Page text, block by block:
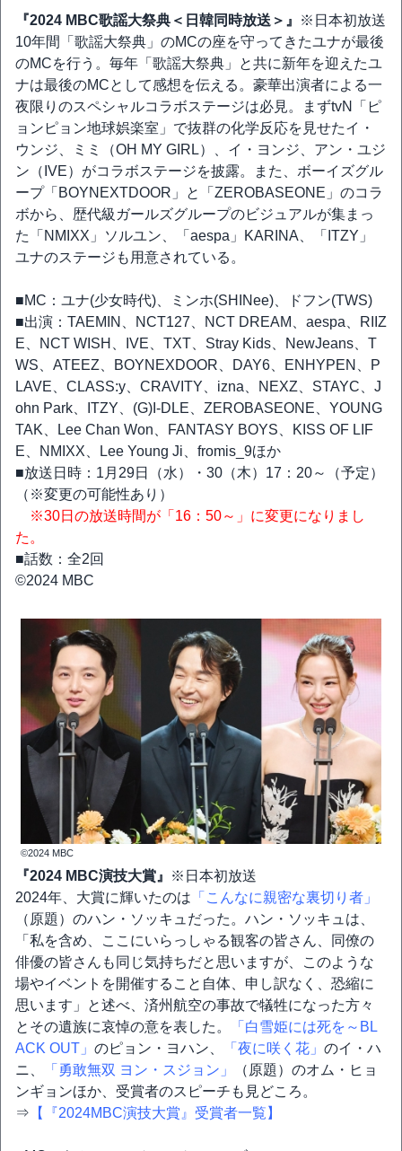
『2024 MBC歌謡大祭典＜日韓同時放送＞』
※日本初放送
10年間「歌謡大祭典」のMCの座を守ってきたユナが最後
のMCを行う。毎年「歌謡大祭典」と共に新年を迎えたユ
ナは最後のMCとして感想を伝える。豪華出演者による一
夜限りのスペシャルコラボステージは必見。まずtvN「ピ
ョンピョン地球娯楽室」で抜群の化学反応を見せたイ・
ウンジ、ミミ（OH MY GIRL）、イ・ヨンジ、アン・ユジ
ン（IVE）がコラボステージを披露。また、ボーイズグル
ープ「BOYNEXTDOOR」と「ZEROBASEONE」のコラ
ボから、歴代級ガールズグループのビジュアルが集まっ
た「NMIXX」ソルユン、「aespa」KARINA、「ITZY」
ユナのステージも用意されている。
■MC：ユナ(少女時代)、ミンホ(SHINee)、ドフン(TWS)
■出演：TAEMIN、NCT127、NCT DREAM、aespa、RIIZ
E、NCT WISH、IVE、TXT、Stray Kids、NewJeans、T
WS、ATEEZ、BOYNEXDOOR、DAY6、ENHYPEN、P
LAVE、CLASS:y、CRAVITY、izna、NEXZ、STAYC、J
ohn Park、ITZY、(G)I-DLE、ZEROBASEONE、YOUNG
TAK、Lee Chan Won、FANTASY BOYS、KISS OF LIF
E、NMIXX、Lee Young Ji、fromis_9ほか
■放送日時：1月29日（水）・30（木）17：20～（予定）
（※変更の可能性あり）
※30日の放送時間が「16：50～」に変更になりまし
た。
■話数：全2回
©2024 MBC
©2024 MBC
『2024 MBC演技大賞』
※日本初放送
2024年、大賞に輝いたのは 「こんなに親密な裏切り者」
（原題）のハン・ソッキュだった。ハン・ソッキュは、
「私を含め、ここにいらっしゃる観客の皆さん、同僚の
俳優の皆さんも同じ気持ちだと思いますが、このような
場やイベントを開催すること自体、申し訳なく、恐縮に
思います」と述べ、済州航空の事故で犠牲になった方々
とその遺族に哀悼の意を表した。
「白雪姫には死を～BL
ACK OUT」 のピョン・ヨハン、 「夜に咲く花」 のイ・ハ
ニ、
「勇敢無双 ヨン・スジョン」
（原題）のオム・ヒョ
ンギョンほか、受賞者のスピーチも見どころ。
⇒ 【『2024MBC演技大賞』受賞者一覧】